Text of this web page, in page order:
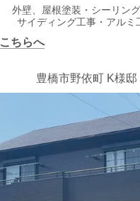
外壁、屋根塗装・シーリン
サイディング工事・アルミ
ちらへ
豊橋市野依町 K様邸